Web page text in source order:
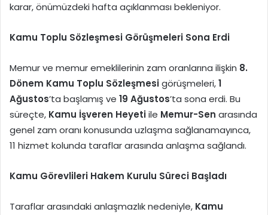
karar, önümüzdeki hafta açıklanması bekleniyor.
Kamu Toplu Sözleşmesi Görüşmeleri Sona Erdi
Memur ve memur emeklilerinin zam oranlarına ilişkin 8.
Dönem Kamu Toplu Sözleşmesigörüşmeleri,1
Ağustos’ta başlamış ve 19 Ağustos’ta sona erdi. Bu
süreçte, Kamu İşveren Heyetiile Memur-Sen arasında
genel zam oranı konusunda uzlaşma sağlanamayınca,
11 hizmet kolunda taraflar arasında anlaşma sağlandı.
Kamu Görevlileri Hakem Kurulu Süreci Başladı
Taraflar arasındaki anlaşmazlık nedeniyle, Kamu